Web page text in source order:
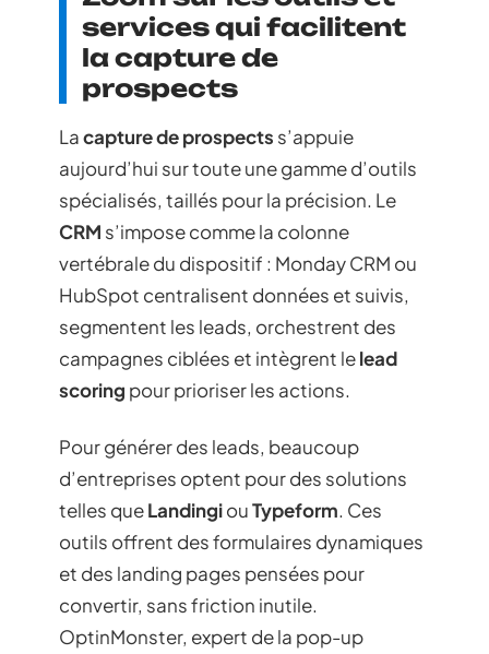
services qui facilitent
la capture de
prospects
Lacapture de prospects s’appuie
aujourd’hui sur toute une gamme d’outils
spécialisés, taillés pour la précision. Le
CRM s’impose comme la colonne
vertébrale du dispositif : Monday CRM ou
HubSpot centralisent données et suivis,
segmentent les leads, orchestrent des
campagnes ciblées et intègrent lelead
scoring pour prioriser les actions.
Pour générer des leads, beaucoup
d’entreprises optent pour des solutions
telles queLandingiouTypeform. Ces
outils offrent des formulaires dynamiques
et des landing pages pensées pour
convertir, sans friction inutile.
OptinMonster, expert de la pop-up